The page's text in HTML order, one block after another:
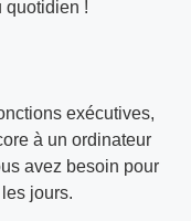
quotidien !
exécutives,
à un ordinateur
avez besoin pour
jours.